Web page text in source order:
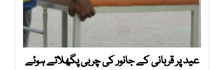
عید پر قربانی کے جانور کی چربی پگھلاتے ہوئے